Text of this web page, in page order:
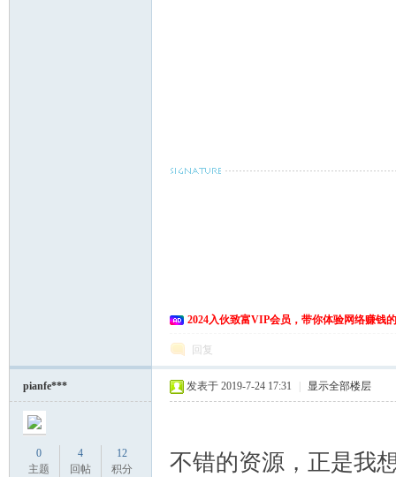
2024入伙致富VIP会员，带你体验网络赚钱
回复
pianfe***
0
主题
4
回帖
12
积分
发表于 2019-7-24 17:31 显示全部楼层
不错的资源，正是我